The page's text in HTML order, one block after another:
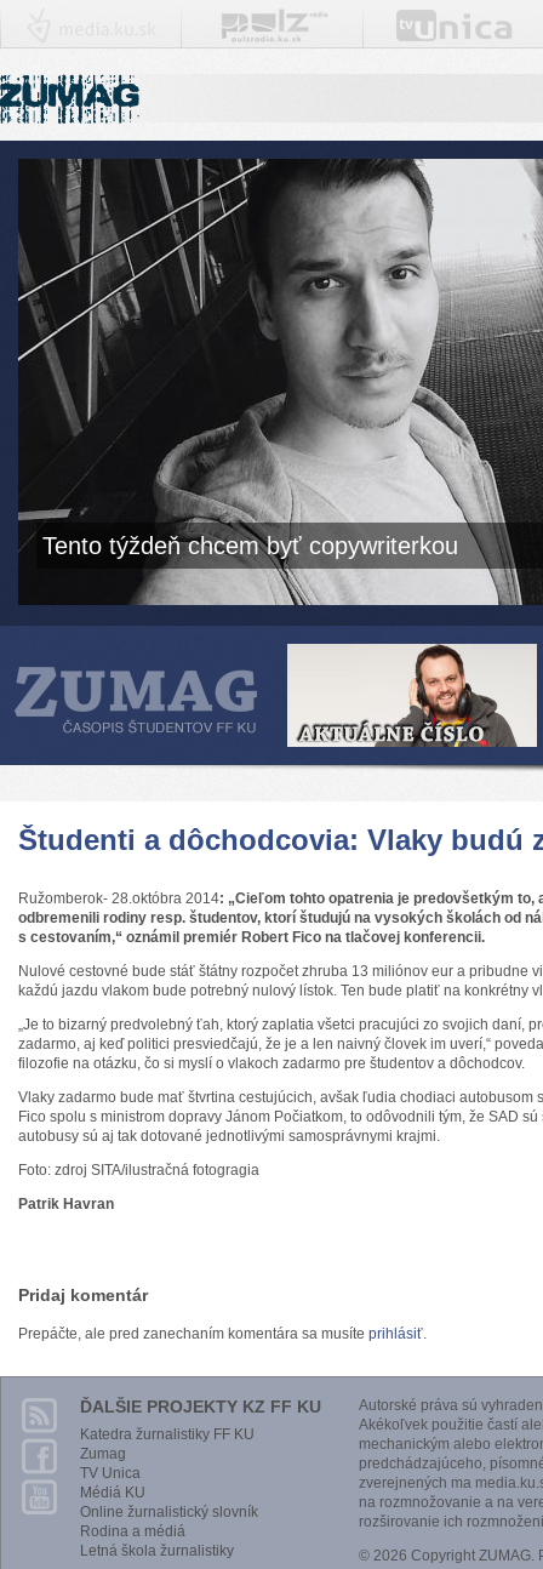
Tento týždeň chcem byť copywriterkou
Študenti a dôchodcovia: Vlaky budú
Ružomberok- 28.októbra 2014: „Cieľom tohto opatrenia je predovšetkým to,
odbremenili rodiny resp. študentov, ktorí študujú na vysokých školách od
s cestovaním,“ oznámil premiér Robert Fico na tlačovej konferencii.
Nulové cestovné bude stáť štátny rozpočet zhruba 13 miliónov eur a pribudne
každú jazdu vlakom bude potrebný nulový lístok. Ten bude platiť na konkrétny
„Je to bizarný predvolebný ťah, ktorý zaplatia všetci pracujúci zo svojich daní,
zadarmo, aj keď politici presviedčajú, že je a len naivný človek im uverí,“
filozofie na otázku, čo si myslí o vlakoch zadarmo pre študentov a dôchodcov.
Vlaky zadarmo bude mať štvrtina cestujúcich, avšak ľudia chodiaci autobusom
Fico spolu s ministrom dopravy Jánom Počiatkom, to odôvodnili tým, že SAD
autobusy sú aj tak dotované jednotlivými samosprávnymi krajmi.
Foto: zdroj SITA/ilustračná fotogragia
Patrik Havran
Pridaj komentár
Prepáčte, ale pred zanechaním komentára sa musíte prihlásiť.
ĎALŠIE PROJEKTY KZ FF KU
Katedra žurnalistiky FF KU
Zumag
TV Unica
Médiá KU
Online žurnalistický slovník
Rodina a médiá
Letná škola žurnalistiky
Autorské práva sú
Akékoľvek použitie častí
mechanickým alebo
predchádzajúceho,
zverejnených ma
na rozmnožovanie a na
rozširovanie ich
© 2026 Copyright ZUMAG.